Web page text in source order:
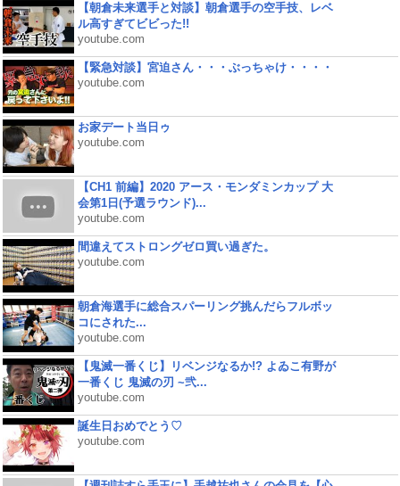
【朝倉未来選手と対談】朝倉選手の空手技、レベ
ル高すぎてビビった!!
youtube.com
【緊急対談】宮迫さん・・・ぶっちゃけ・・・・
youtube.com
お家デート当日ゥ
youtube.com
【CH1 前編】2020 アース・モンダミンカップ 大
会第1日(予選ラウンド)...
youtube.com
間違えてストロングゼロ買い過ぎた。
youtube.com
朝倉海選手に総合スパーリング挑んだらフルボッ
コにされた...
youtube.com
【鬼滅一番くじ】リベンジなるか!? よゐこ有野が
一番くじ 鬼滅の刃 ~弐...
youtube.com
誕生日おめでとう♡
youtube.com